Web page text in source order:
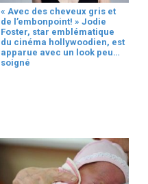
« Avec des cheveux gris et
de l’embonpoint! » Jodie
Foster, star emblématique
du cinéma hollywoodien, est
apparue avec un look peu
soigné